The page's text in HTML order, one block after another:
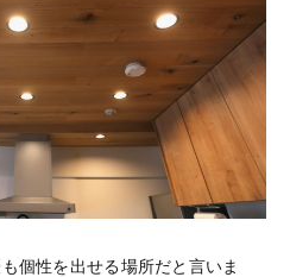
個性を出せる場所だと言いま